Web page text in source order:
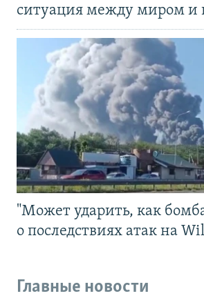
ситуация между миром и
"Может ударить, как
о последствиях атак на
Главные новости